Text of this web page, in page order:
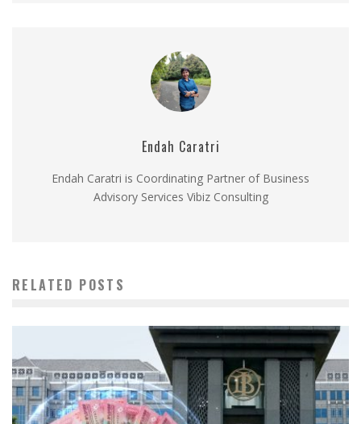
Endah Caratri
Endah Caratri is Coordinating Partner of Business
Advisory Services Vibiz Consulting
RELATED POSTS